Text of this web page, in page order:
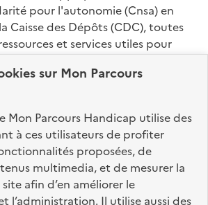
sur Mon Parcours
Mon Parcours Handicap utilise des
à ces utilisateurs de profiter
proposées, de
multimedia, et de mesurer la
afin d’en améliorer le
l’administration. Il utilise aussi des
pour l'autonomie (Cnsa) en
Caisse des Dépôts (CDC), toutes
et services utiles pour
effectuer vos démarches,
public.fr legifrance.gouv.fr